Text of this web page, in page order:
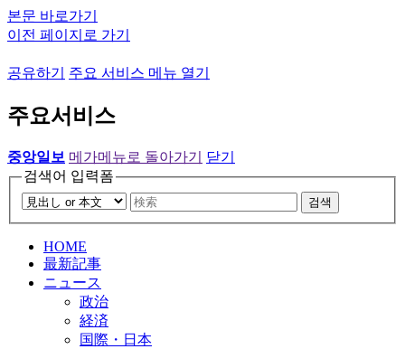
본문 바로가기
이전 페이지로 가기
공유하기 주요 서비스 메뉴 열기
주요서비스
중앙일보 메가메뉴로 돌아가기
닫기
검색어 입력폼
검색
HOME
最新記事
ニュース
政治
経済
国際・日本